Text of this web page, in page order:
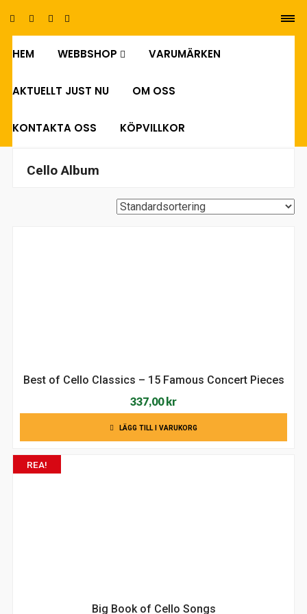
HEM WEBBSHOP VARUMÄRKEN
AKTUELLT JUST NU OM OSS
KONTAKTA OSS KÖPVILLKOR
Cello Album
Best of Cello Classics – 15 Famous Concert Pieces
337,00 kr
LÄGG TILL I VARUKORG
REA!
Big Book of Cello Songs